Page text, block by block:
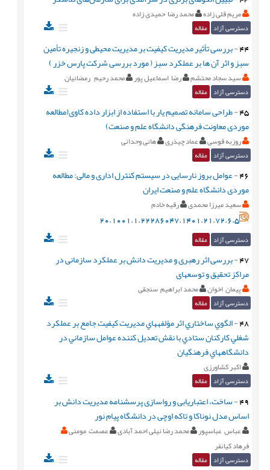
مریم قلی زاده محمد رضا حمیدی زاده
دسترسی آزاد مقاله
44
-بررسی تأثیر مدیریت کیفیت بر مدیریت محیطی و زنجیره تأمین
سبز و اثر آن ها بر عملکرد سبز ( مورد بررسی شرکت پارس خزر )
سید سجاد محتشم رضا اسماعیل پور محمد رحیم رمضانیان
دسترسی آزاد مقاله
45
-طراحی سامانه تصمیم یار با استفاده از ابزار داده کاوی(مطالعه
موردی معاونت فرهنگی دانشگاه علم و صنعت)
روزبه قوسی عماد چیذری هانی وحدانی
دسترسی آزاد مقاله
46
-عوامل بروز نارسایی در سیستم کنترل اداری و مالی: مطالعه
موردی دانشگاه علم و صنعت ایران
سعید میرزا محمدی رقیه خادم
20.1001.1.22286047.1401.21.72.6.5
دسترسی آزاد مقاله
47
-بررسی اثر رهبری و مدیریت دانش بر عملکرد سازمانی در
مراکز تحقیق و توسعهای
پیمان اخوان محمد ابراهیم سنجقی
دسترسی آزاد مقاله
48
-الگوي ساختاري اثر مؤلفههاي مديريت کيفيت جامع بر عملکرد
شغلي کارکنان ستادي با نقش تعديل کننده عوامل سازماني در
دانشگاههاي فرهنگيان
اکبر کشاورزی
دسترسی آزاد مقاله
49
-ساخت، اعتباریابی و رواسازی پرسشنامه مدیریت دانش بر
اساس مدل نوناکا و تاکه اوچی در دانشگاه پیام نور
عباس عباسپور محمد رضا نیلی احمد آبادی
عصمت مومنی
فرهاد کیانفر
دسترسی آزاد مقاله